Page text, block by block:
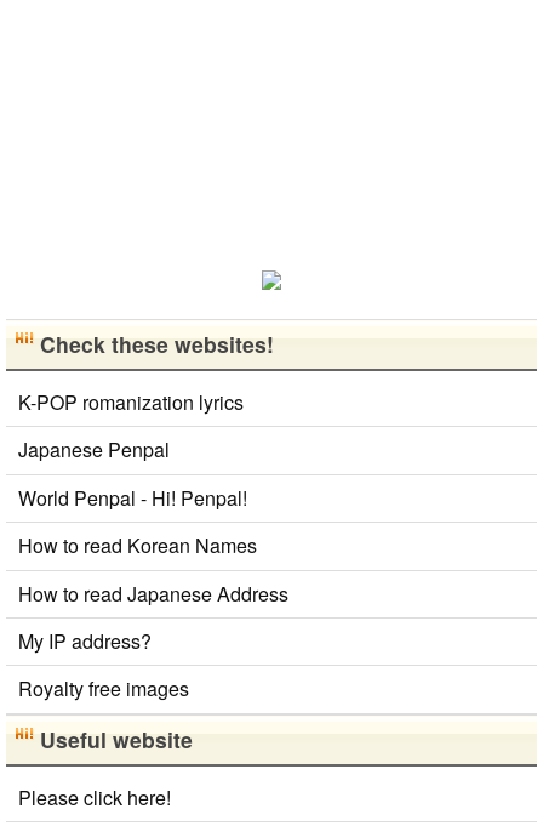
Check these websites!
K-POP romanization lyrics
Japanese Penpal
World Penpal - Hi! Penpal!
How to read Korean Names
How to read Japanese Address
My IP address?
Royalty free images
Useful website
Please click here!